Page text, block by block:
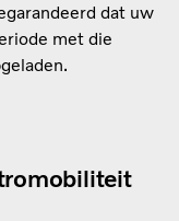
dat uw
met die